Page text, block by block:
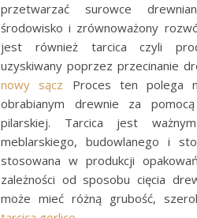
przetwarzać surowce
środowisko i zrównoważony
jest również tarcica czyli
uzyskiwany poprzez przecinanie
nowy sącz Proces ten polega
obrabianym drewnie za
pilarskiej. Tarcica jest
meblarskiego, budowlanego i
stosowana w produkcji
zależności od sposobu cięcia
może mieć różną grubość,